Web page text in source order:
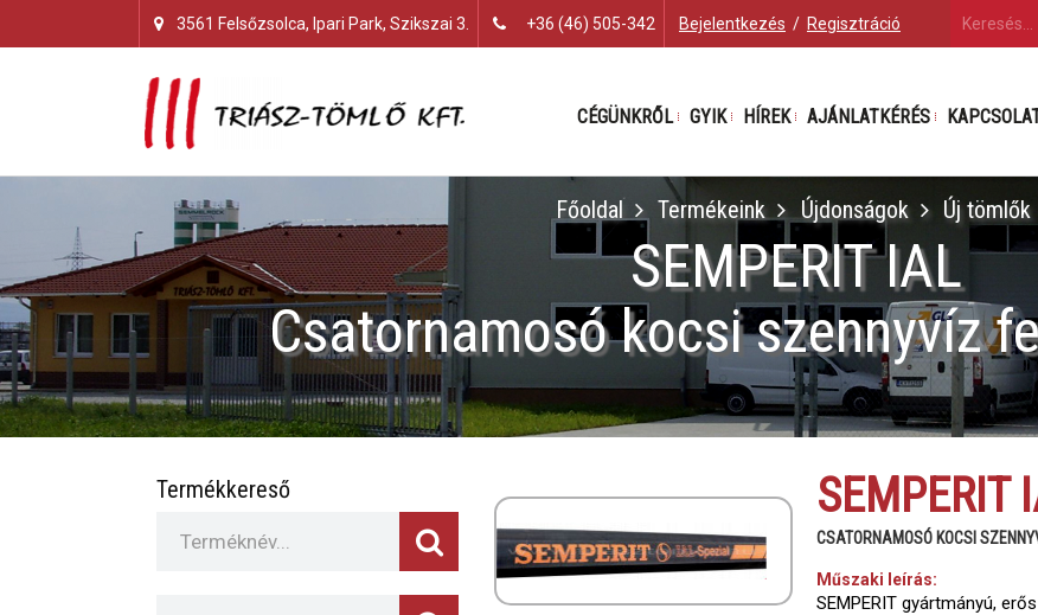
3561 Felsőzsolca, Ipari Park, Szikszai 3. +36 (46) 505-342 Bejelentkezés / Regisztráció
CÉGÜNKRŐL GYIK HÍREK AJÁNLATKÉRÉS
Főoldal Termékeink Újdonságok Új tömlők
SEMPERIT IAL
Csatornamosó kocsi szennyvíz
Termékkereső SEMPERIT
CSATORNAMOSÓ KOCSI
Műszaki leírás:
SEMPERIT gyártmányú,